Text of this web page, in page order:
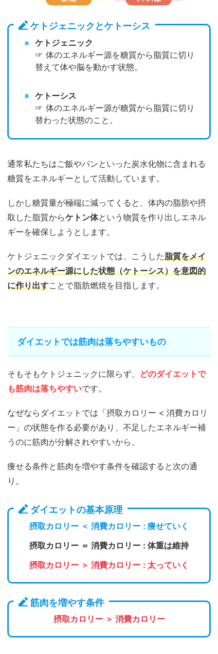
ケトジェニックとケトーシス
ケトジェニック
☞ 体のエネルギー源を糖質から脂質に切り
替えて体や脳を動かす状態。
ケトーシス
☞ 体のエネルギー源が糖質から脂質に切り
替わった状態のこと。
通常私たちはご飯やパンといった炭水化物に含まれる
糖質をエネルギーとして活動しています。
しかし糖質量が極端に減ってくると、体内の脂肪や摂
取した脂質からケトン体という物質を作り出しエネル
ギーを確保しようとします。
ケトジェニックダイエットでは、こうした脂質をメイ
ンのエネルギー源にした状態（ケトーシス）を意図的
に作り出すことで脂肪燃焼を目指します。
ダイエットでは筋肉は落ちやすいもの
そもそもケトジェニックに限らず、 どのダイエットで
も筋肉は落ちやすいです。
なぜならダイエットでは「摂取カロリー < 消費カロリ
ー」の状態を作る必要があり、不足したエネルギー補
うのに筋肉が分解されやすいから。
痩せる条件と筋肉を増やす条件を確認すると次の通
り。
ダイエットの基本原理
摂取カロリー ＜ 消費カロリー : 痩せていく
摂取カロリー ＝ 消費カロリー : 体重は維持
摂取カロリー ＞ 消費カロリー : 太っていく
筋肉を増やす条件
摂取カロリー ＞ 消費カロリー